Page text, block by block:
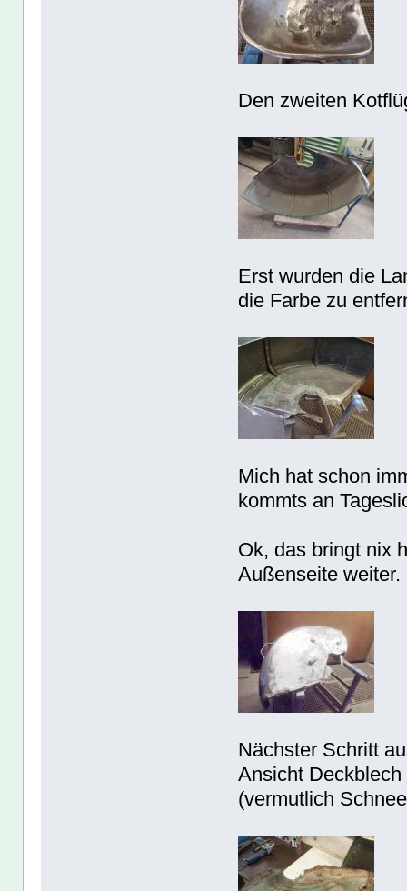
Den zweiten
Erst wurden die
die Farbe zu
Mich hat schon
kommts an
Ok, das bringt nix
Außenseite weiter.
Nächster Schritt
Ansicht
(vermutlich